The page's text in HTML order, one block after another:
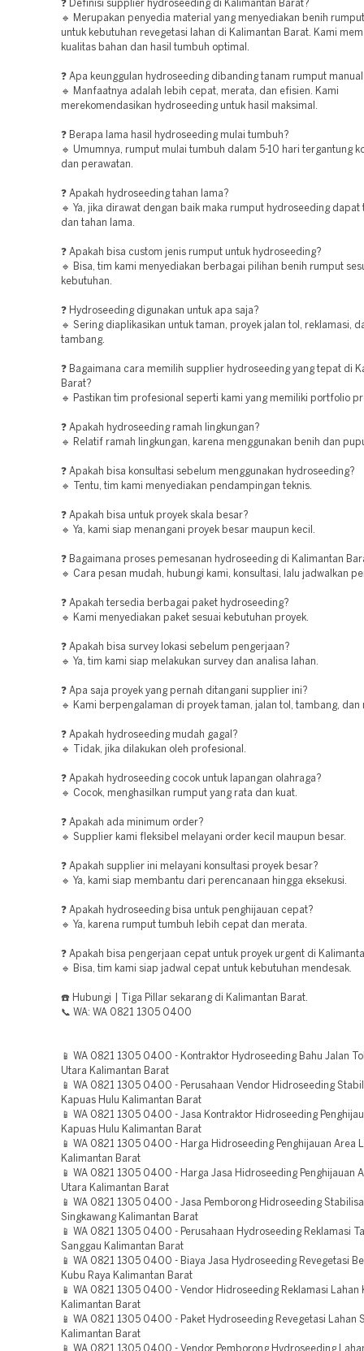
❓ Definisi supplier hydroseeding di Kalimantan Barat?
🔹 Merupakan penyedia material yang menyediakan benih
untuk kebutuhan revegetasi lahan di Kalimantan Barat. Kami
kualitas bahan dan hasil tumbuh optimal.
❓ Apa keunggulan hydroseeding dibanding tanam rumput
🔹 Manfaatnya adalah lebih cepat, merata, dan efisien. Kami
merekomendasikan hydroseeding untuk hasil maksimal.
❓ Berapa lama hasil hydroseeding mulai tumbuh?
🔹 Umumnya, rumput mulai tumbuh dalam 5-10 hari tergantung
dan perawatan.
❓ Apakah hydroseeding tahan lama?
🔹 Ya, jika dirawat dengan baik maka rumput hydroseeding dapat
dan tahan lama.
❓ Apakah bisa custom jenis rumput untuk hydroseeding?
🔹 Bisa, tim kami menyediakan berbagai pilihan benih rumput
kebutuhan.
❓ Hydroseeding digunakan untuk apa saja?
🔹 Sering diaplikasikan untuk taman, proyek jalan tol, reklamasi,
tambang.
❓ Bagaimana cara memilih supplier hydroseeding yang tepat di
Barat?
🔹 Pastikan tim profesional seperti kami yang memiliki portfolio
❓ Apakah hydroseeding ramah lingkungan?
🔹 Relatif ramah lingkungan, karena menggunakan benih dan
❓ Apakah bisa konsultasi sebelum menggunakan hydroseeding?
🔹 Tentu, tim kami menyediakan pendampingan teknis.
❓ Apakah bisa untuk proyek skala besar?
🔹 Ya, kami siap menangani proyek besar maupun kecil.
❓ Bagaimana proses pemesanan hydroseeding di Kalimantan
🔹 Cara pesan mudah, hubungi kami, konsultasi, lalu jadwalkan
❓ Apakah tersedia berbagai paket hydroseeding?
🔹 Kami menyediakan paket sesuai kebutuhan proyek.
❓ Apakah bisa survey lokasi sebelum pengerjaan?
🔹 Ya, tim kami siap melakukan survey dan analisa lahan.
❓ Apa saja proyek yang pernah ditangani supplier ini?
🔹 Kami berpengalaman di proyek taman, jalan tol, tambang, dan
❓ Apakah hydroseeding mudah gagal?
🔹 Tidak, jika dilakukan oleh profesional.
❓ Apakah hydroseeding cocok untuk lapangan olahraga?
🔹 Cocok, menghasilkan rumput yang rata dan kuat.
❓ Apakah ada minimum order?
🔹 Supplier kami fleksibel melayani order kecil maupun besar.
❓ Apakah supplier ini melayani konsultasi proyek besar?
🔹 Ya, kami siap membantu dari perencanaan hingga eksekusi.
❓ Apakah hydroseeding bisa untuk penghijauan cepat?
🔹 Ya, karena rumput tumbuh lebih cepat dan merata.
❓ Apakah bisa pengerjaan cepat untuk proyek urgent di
🔹 Bisa, tim kami siap jadwal cepat untuk kebutuhan mendesak.
☎️ Hubungi | Tiga Pillar sekarang di Kalimantan Barat.
📞 WA: WA 0821 1305 0400
📱 WA 0821 1305 0400 - Kontraktor Hydroseeding Bahu Jalan
Utara Kalimantan Barat
📱 WA 0821 1305 0400 - Perusahaan Vendor Hidroseeding
Kapuas Hulu Kalimantan Barat
📱 WA 0821 1305 0400 - Jasa Kontraktor Hidroseeding
Kapuas Hulu Kalimantan Barat
📱 WA 0821 1305 0400 - Harga Hidroseeding Penghijauan Area
Kalimantan Barat
📱 WA 0821 1305 0400 - Harga Jasa Hidroseeding Penghijauan
Utara Kalimantan Barat
📱 WA 0821 1305 0400 - Jasa Pemborong Hidroseeding
Singkawang Kalimantan Barat
📱 WA 0821 1305 0400 - Perusahaan Hydroseeding Reklamasi
Sanggau Kalimantan Barat
📱 WA 0821 1305 0400 - Biaya Jasa Hydroseeding Revegetasi
Kubu Raya Kalimantan Barat
📱 WA 0821 1305 0400 - Vendor Hidroseeding Reklamasi Lahan
Kalimantan Barat
📱 WA 0821 1305 0400 - Paket Hydroseeding Revegetasi Lahan
Kalimantan Barat
📱 WA 0821 1305 0400 - Vendor Pemborong Hydroseeding